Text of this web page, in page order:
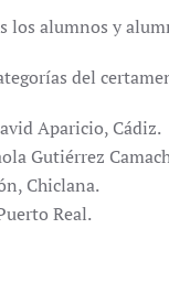
los alumnos y
del
Aparicio, Cádiz.
Gutiérrez
Chiclana.
Real.